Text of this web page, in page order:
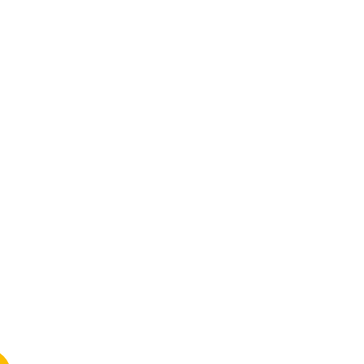
10 ANS